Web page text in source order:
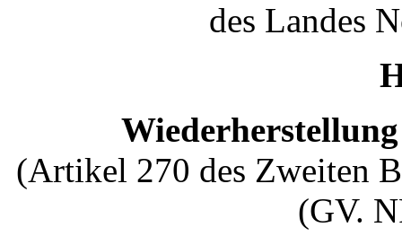
des Landes
(Artikel 270 des Zweiten
(GV.